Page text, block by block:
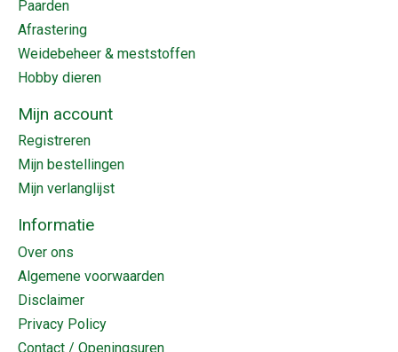
Paarden
Afrastering
Weidebeheer & meststoffen
Hobby dieren
Mijn account
Registreren
Mijn bestellingen
Mijn verlanglijst
Informatie
Over ons
Algemene voorwaarden
Disclaimer
Privacy Policy
Contact / Openingsuren